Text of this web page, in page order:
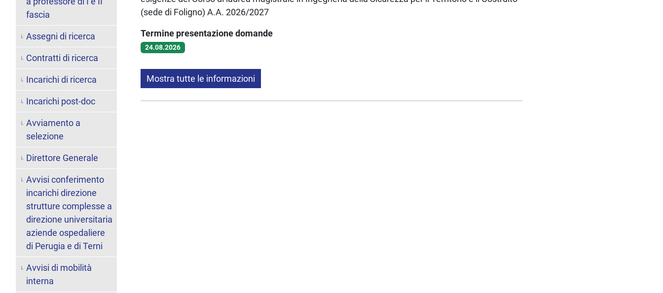
(sede di Foligno) A.A. 2026/2027
Termine presentazione domande
24.08.2026
Mostra tutte le informazioni
fascia
Assegni di ricerca
Contratti di ricerca
Incarichi di ricerca
Incarichi post-doc
Avviamento a
selezione
Direttore Generale
Avvisi conferimento
incarichi direzione
strutture complesse a
direzione universitaria
aziende ospedaliere
di Perugia e di Terni
Avvisi di mobilità
interna